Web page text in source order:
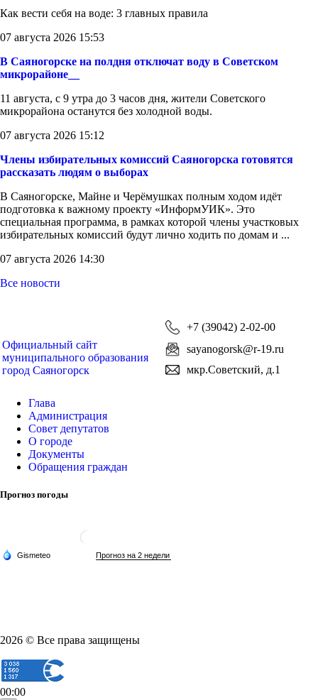
Как вести себя на воде: 3 главных правила
07 августа 2026 15:53
В Саяногорске на полдня отключат воду в Советском
микрорайоне__
11 августа, с 9 утра до 3 часов дня, жители Советского
микрорайона останутся без холодной воды.
07 августа 2026 15:12
Члены избирательных комиссий Саяногорска готовятся
рассказать людям о выборах
В Саяногорске, Майне и Черёмушках полным ходом идёт
подготовка к важному проекту «ИнформУИК». Это
специальная программа, в рамках которой члены участковых
избирательных комиссий будут лично ходить по домам и ...
07 августа 2026 14:30
Все новости
Официальный сайт
муниципального образования
город Саяногорск
+7 (39042) 2-02-00
sayanogorsk@r-19.ru
мкр.Советский, д.1
Глава
Администрация
Совет депутатов
О городе
Документы
Обращения граждан
Прогноз погоды
2026 © Все права защищены
00:00